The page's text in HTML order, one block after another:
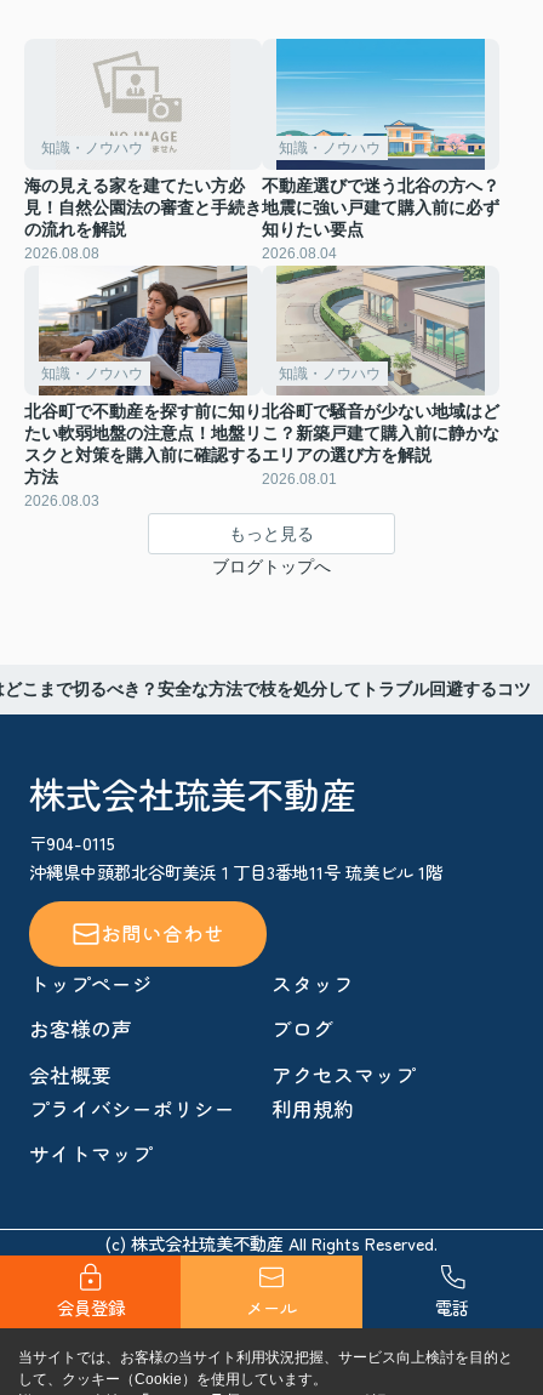
知識・ノウハウ
海の見える家を建てたい方必
見！自然公園法の審査と手続き
の流れを解説
2026.08.08
知識・ノウハウ
不動産選びで迷う北谷の方へ？
地震に強い戸建て購入前に必ず
知りたい要点
2026.08.04
知識・ノウハウ
北谷町で不動産を探す前に知り
たい軟弱地盤の注意点！地盤リ
スクと対策を購入前に確認する
方法
2026.08.03
知識・ノウハウ
北谷町で騒音が少ない地域はど
こ？新築戸建て購入前に静かな
エリアの選び方を解説
2026.08.01
もっと見る
ブログトップへ
こまで切るべき？安全な方法で枝を処分してトラブル回避するコツ
株式会社琉美不動産
〒904-0115
沖縄県中頭郡北谷町美浜１丁目3番地11号 琉美ビル 1階
お問い合わせ
トップページ
スタッフ
お客様の声
ブログ
会社概要
アクセスマップ
プライバシーポリシー
利用規約
サイトマップ
(c) 株式会社琉美不動産 All Rights Reserved.
会員登録 メール 電話
当サイトでは、お客様の当サイト利用状況把握、サービス向上検討を目的と
して、クッキー（Cookie）を使用しています。